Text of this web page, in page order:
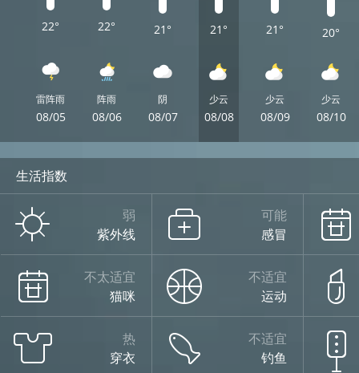
22°
雷阵雨
08/05
22°
阵雨
08/06
21°
阴
08/07
21°
少云
08/08
21°
少云
08/09
20°
少云
08/10
生活指数
弱
紫外线
可能
感冒
不太适宜
猫咪
不适宜
运动
热
穿衣
不适宜
钓鱼